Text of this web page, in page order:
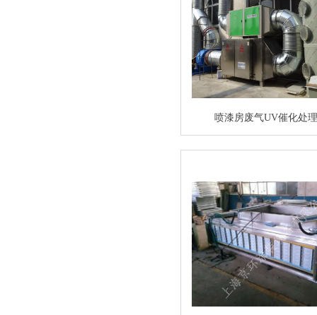
喷漆房废气UV催化处